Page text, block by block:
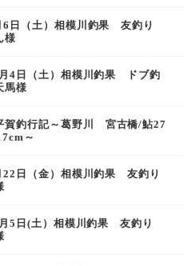
6日（土）相模川釣果 友釣り
様
4日（土）相模川釣果 ドブ釣
様
賀釣行記～葛野川 宮古橋/鮎27
～
22日（金）相模川釣果 友釣り
5日(土）相模川釣果 友釣り